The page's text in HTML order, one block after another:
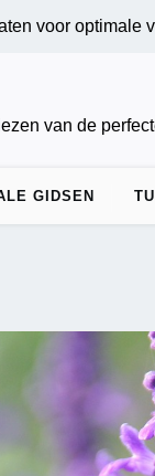
optimale
van de
GIDSEN